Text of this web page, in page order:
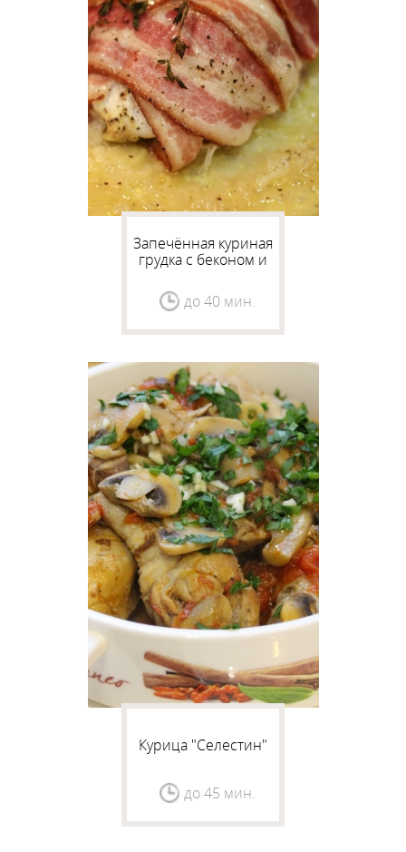
Запечённая куриная
грудка с беконом и
него"
до 40 мин.
Курица "Селестин"
до 45 мин.